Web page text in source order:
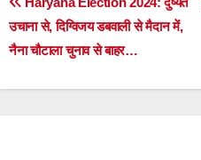
Post
navigation
उचाना से, दिग्विजय डबवाली से मैदान में,
नैना चौटाला चुनाव से बाहर…